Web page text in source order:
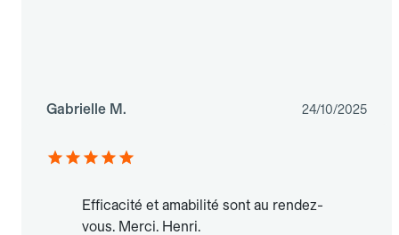
Gabrielle M. 24/10/2025
Efficacité et amabilité sont au rendez-
vous. Merci. Henri.